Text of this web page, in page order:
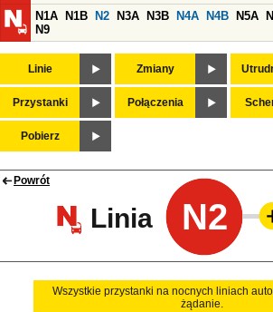
N1A
N1B N2 N3A N3B N4A N4B N5A
N9
Linie Zmiany
Przystanki Połączenia
Pobierz
Powrót
Linia N2
Wszystkie przystanki na nocnych liniach
żądanie.